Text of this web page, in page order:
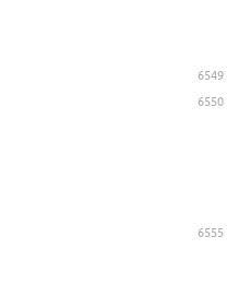
6549
6550
6555